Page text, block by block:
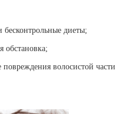
диеты;
обстановка;
волосистой части